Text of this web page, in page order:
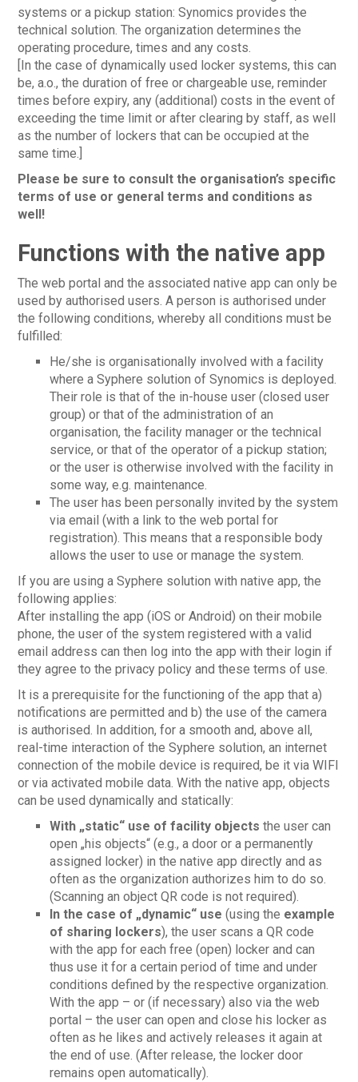
systems or a pickup station: Synomics provides the
technical solution. The organization determines the
operating procedure, times and any costs.
[In the case of dynamically used locker systems, this can
be, a.o., the duration of free or chargeable use, reminder
times before expiry, any (additional) costs in the event of
exceeding the time limit or after clearing by staff, as well
as the number of lockers that can be occupied at the
same time.]
Please be sure to consult the organisation’s specific
terms of use or general terms and conditions as
well!
Functions with the native app
The web portal and the associated native app can only be
used by authorised users. A person is authorised under
the following conditions, whereby all conditions must be
fulfilled:
He/she is organisationally involved with a facility
where a Syphere solution of Synomics is deployed.
Their role is that of the in-house user (closed user
group) or that of the administration of an
organisation, the facility manager or the technical
service, or that of the operator of a pickup station;
or the user is otherwise involved with the facility in
some way, e.g. maintenance.
The user has been personally invited by the system
via email (with a link to the web portal for
registration). This means that a responsible body
allows the user to use or manage the system.
If you are using a Syphere solution with native app, the
following applies:
After installing the app (iOS or Android) on their mobile
phone, the user of the system registered with a valid
email address can then log into the app with their login if
they agree to the privacy policy and these terms of use.
It is a prerequisite for the functioning of the app that a)
notifications are permitted and b) the use of the camera
is authorised. In addition, for a smooth and, above all,
real-time interaction of the Syphere solution, an internet
connection of the mobile device is required, be it via WIFI
or via activated mobile data. With the native app, objects
can be used dynamically and statically:
With „static“ use of facility objects the user can
open „his objects“ (e.g., a door or a permanently
assigned locker) in the native app directly and as
often as the organization authorizes him to do so.
(Scanning an object QR code is not required).
In the case of „dynamic“ use(using the example
of sharing lockers), the user scans a QR code
with the app for each free (open) locker and can
thus use it for a certain period of time and under
conditions defined by the respective organization.
With the app – or (if necessary) also via the web
portal – the user can open and close his locker as
often as he likes and actively releases it again at
the end of use. (After release, the locker door
remains open automatically).